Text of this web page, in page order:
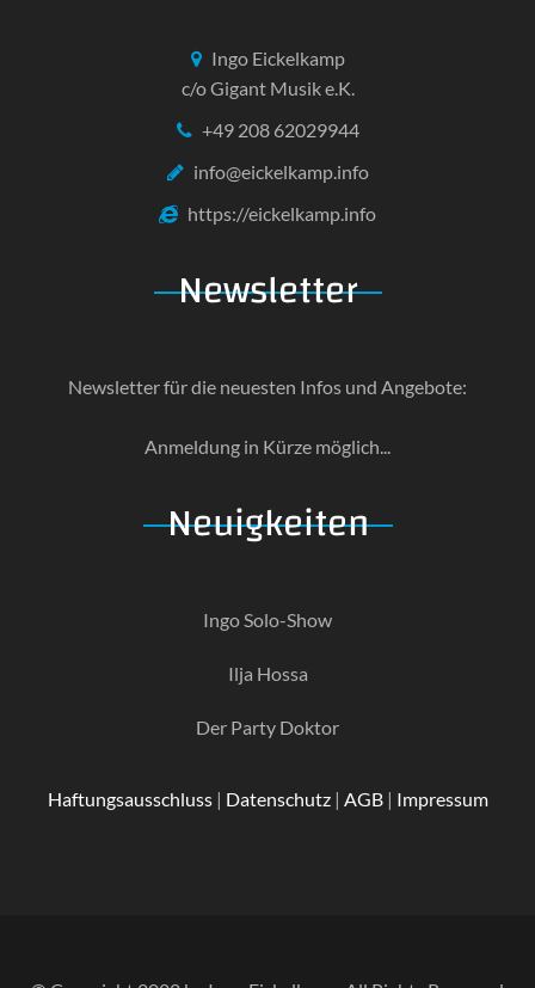
Ingo Eickelkamp
c/o Gigant Musik e.K.
+49 208 62029944
info@eickelkamp.info
https://eickelkamp.info
Newsletter
Newsletter für die neuesten Infos und Angebote:
Anmeldung in Kürze möglich...
Neuigkeiten
Ingo Solo-Show
Ilja Hossa
Der Party Doktor
Haftungsausschluss| Datenschutz| AGB| Impressum